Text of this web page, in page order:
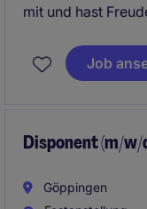
mit und hast
betreuen? Dann
Möglichkeit, Dein
Job
Disponent (m/w/
Göppingen